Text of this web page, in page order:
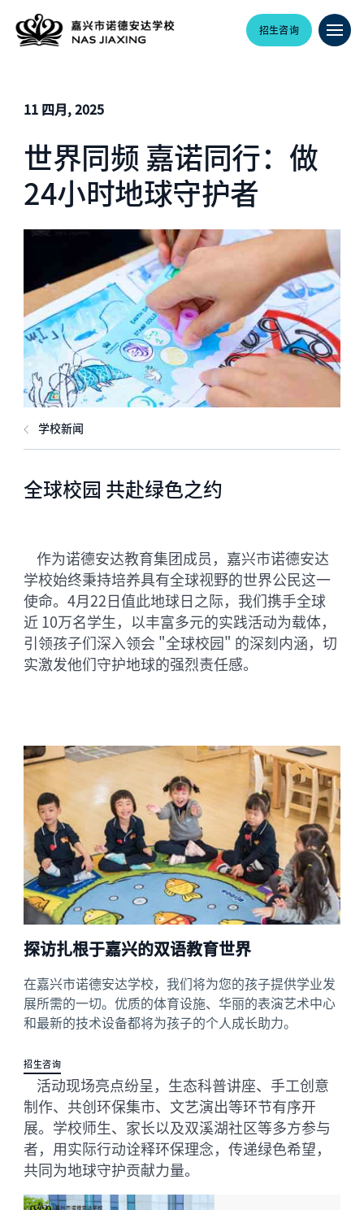
招生咨询
11 四月, 2025
世界同频 嘉诺同行：做
24小时地球守护者
学校新闻
全球校园 共赴绿色之约
作为诺德安达教育集团成员，嘉兴市诺德安达
学校始终秉持培养具有全球视野的世界公民这一
使命。4月22日值此地球日之际，我们携手全球
近 10万名学生，以丰富多元的实践活动为载体，
引领孩子们深入领会 "全球校园" 的深刻内涵，切
实激发他们守护地球的强烈责任感。
探访扎根于嘉兴的双语教育世界
在嘉兴市诺德安达学校，我们将为您的孩子提供学业发
展所需的一切。优质的体育设施、华丽的表演艺术中心
和最新的技术设备都将为孩子的个人成长助力。
招生咨询
活动现场亮点纷呈，生态科普讲座、手工创意
制作、共创环保集市、文艺演出等环节有序开
展。学校师生、家长以及双溪湖社区等多方参与
者，用实际行动诠释环保理念，传递绿色希望，
共同为地球守护贡献力量。